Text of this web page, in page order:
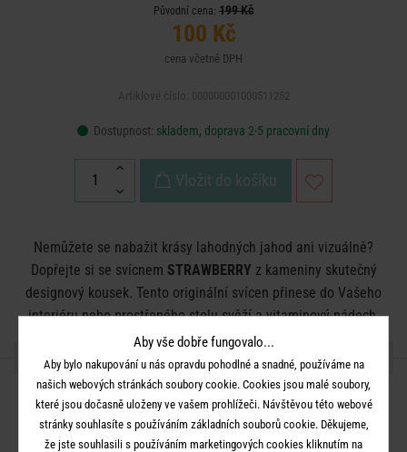
Původní cena: 199 Kč
100 Kč
cena včetně DPH
Dostupnost: skladem, doprava 2-5 pracovní dny
Vložit do košíku
Nemůžete se nabažit krásy lahodných jahod ani vizuálně?
Dopřejte si se svícnem STRAWBERRY z kameniny skutečný
designový kousek. Tento originální svícen přinese do Vašeho
interiéru nebo prostřeného stolu svěží a vitaminový nádech.
DETAILY PRODUKTU
Rozměry:průměr 10 x V 5 cm
Materiál:kamenina
Aby vše dobře fungovalo...
Aby bylo nakupování u nás opravdu pohodlné a snadné, používáme na
našich webových stránkách soubory cookie. Cookies jsou malé soubory,
které jsou dočasně uloženy ve vašem prohlížeči. Návštěvou této webové
stránky souhlasíte s používáním základních souborů cookie. Děkujeme,
že jste souhlasili s používáním marketingových cookies kliknutím na